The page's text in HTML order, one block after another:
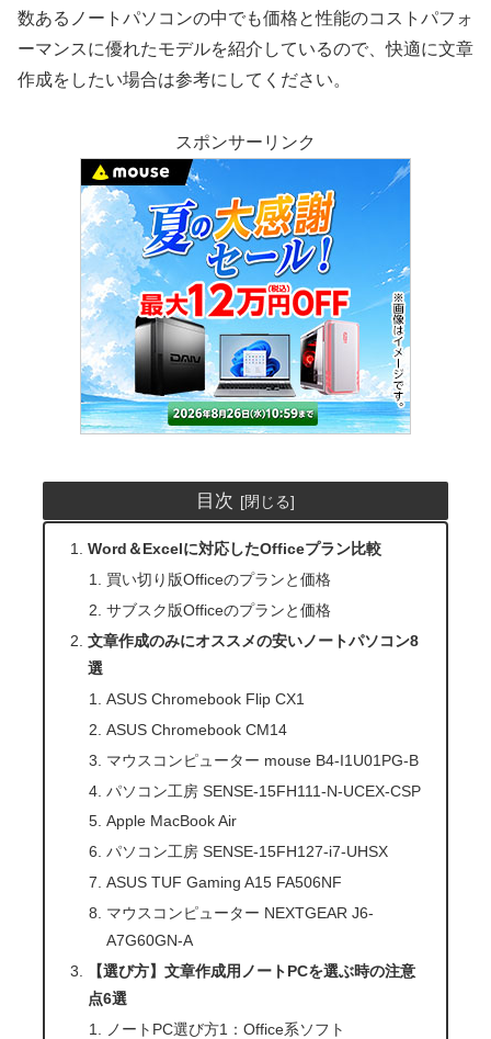
数あるノートパソコンの中でも価格と性能のコストパフォ
ーマンスに優れたモデルを紹介しているので、快適に文章
作成をしたい場合は参考にしてください。
スポンサーリンク
目次
Word＆Excelに対応したOfficeプラン比較
買い切り版Officeのプランと価格
サブスク版Officeのプランと価格
文章作成のみにオススメの安いノートパソコン8
選
ASUS Chromebook Flip CX1
ASUS Chromebook CM14
マウスコンピューター mouse B4-I1U01PG-B
パソコン工房 SENSE-15FH111-N-UCEX-CSP
Apple MacBook Air
パソコン工房 SENSE-15FH127-i7-UHSX
ASUS TUF Gaming A15 FA506NF
マウスコンピューター NEXTGEAR J6-
A7G60GN-A
【選び方】文章作成用ノートPCを選ぶ時の注意
点6選
ノートPC選び方1：Office系ソフト